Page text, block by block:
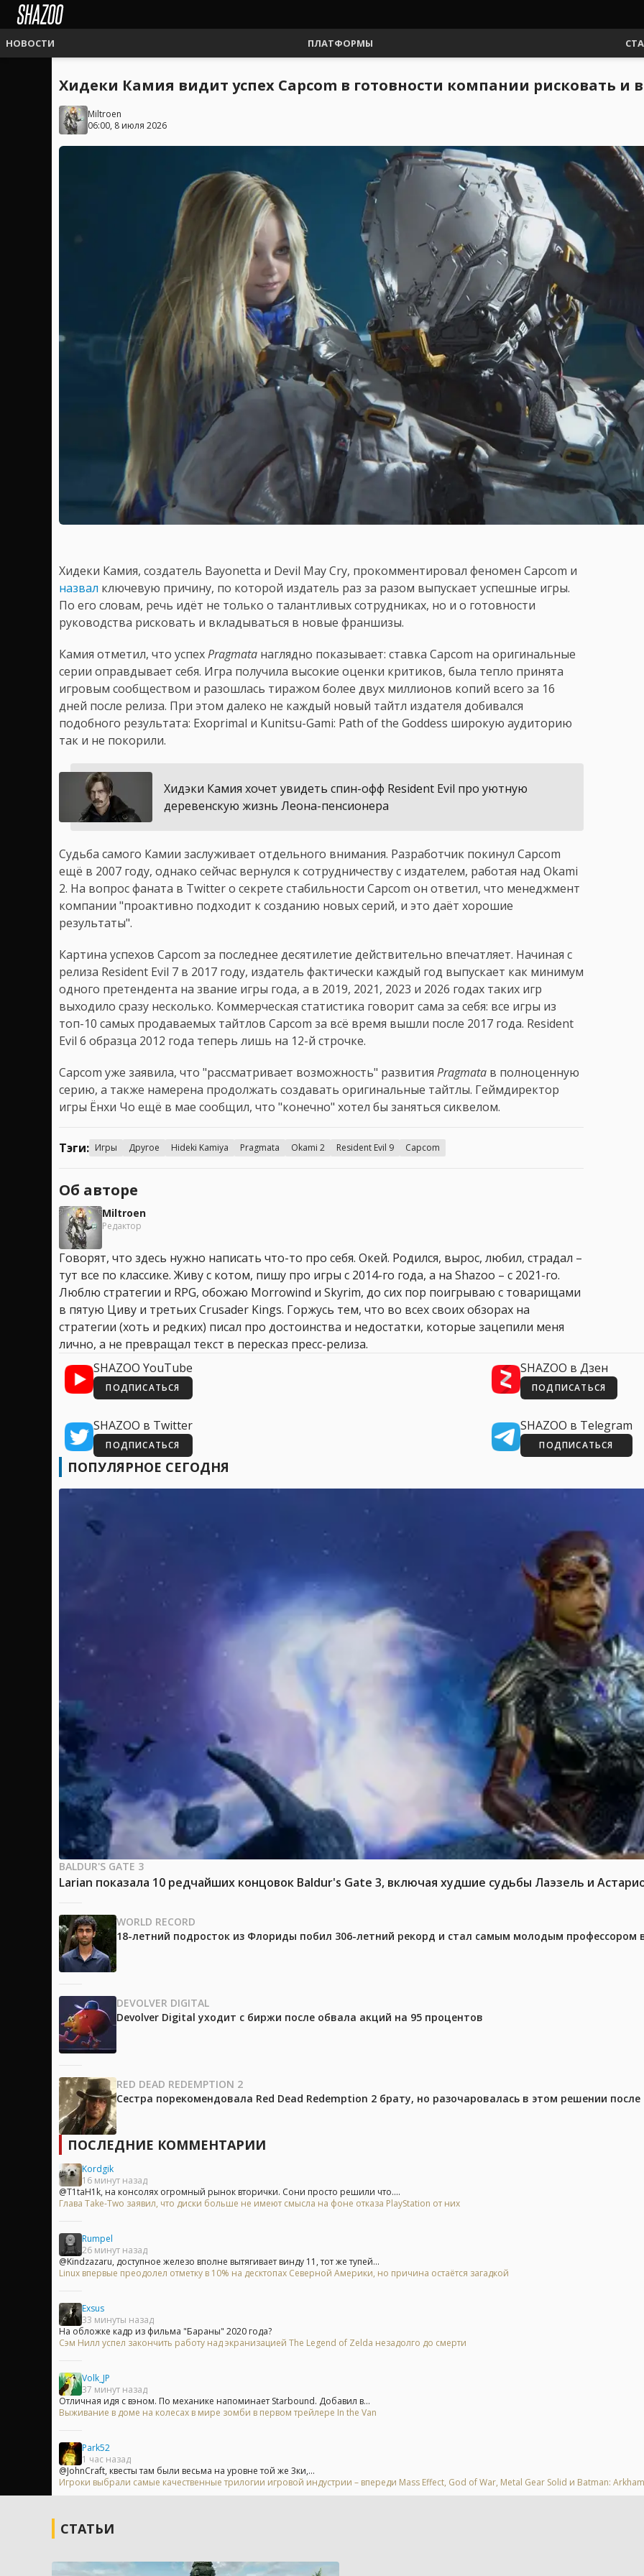
НОВОСТИ ПЛАТФОРМЫ
Хидеки Камия видит успех Capcom в готовности компании рисковать
Miltroen
06:00, 8 июля 2026
Хидеки Камия, создатель Bayonetta и Devil May Cry, прокомментировал феномен Capcom и
назвал ключевую причину, по которой издатель раз за разом выпускает успешные игры.
По его словам, речь идёт не только о талантливых сотрудниках, но и о готовности
руководства рисковать и вкладываться в новые франшизы.
Камия отметил, что успехPragmata наглядно показывает: ставка Capcom на оригинальные
серии оправдывает себя. Игра получила высокие оценки критиков, была тепло принята
игровым сообществом и разошлась тиражом более двух миллионов копий всего за 16
дней после релиза. При этом далеко не каждый новый тайтл издателя добивался
подобного результата: Exoprimal и Kunitsu-Gami: Path of the Goddess широкую аудиторию
так и не покорили.
Хидэки Камия хочет увидеть спин-офф Resident Evil про уютную
деревенскую жизнь Леона-пенсионера
Судьба самого Камии заслуживает отдельного внимания. Разработчик покинул Capcom
ещё в 2007 году, однако сейчас вернулся к сотрудничеству с издателем, работая над Okami
2. На вопрос фаната в Twitter о секрете стабильности Capcom он ответил, что менеджмент
компании "проактивно подходит к созданию новых серий, и это даёт хорошие
результаты".
Картина успехов Capcom за последнее десятилетие действительно впечатляет. Начиная с
релиза Resident Evil 7 в 2017 году, издатель фактически каждый год выпускает как минимум
одного претендента на звание игры года, а в 2019, 2021, 2023 и 2026 годах таких игр
выходило сразу несколько. Коммерческая статистика говорит сама за себя: все игры из
топ-10 самых продаваемых тайтлов Capcom за всё время вышли после 2017 года. Resident
Evil 6 образца 2012 года теперь лишь на 12-й строчке.
Capcom уже заявила, что "рассматривает возможность" развития Pragmata в полноценную
серию, а также намерена продолжать создавать оригинальные тайтлы. Геймдиректор
игры Ёнхи Чо ещё в мае сообщил, что "конечно" хотел бы заняться сиквелом.
Тэги: Игры Другое Hideki Kamiya Pragmata Okami 2 Resident Evil 9 Capcom
Об авторе
Miltroen
Редактор
Говорят, что здесь нужно написать что-то про себя. Окей. Родился, вырос, любил, страдал –
тут все по классике. Живу с котом, пишу про игры с 2014-го года, а на Shazoo – с 2021-го.
Люблю стратегии и RPG, обожаю Morrowind и Skyrim, до сих пор поигрываю с товарищами
в пятую Циву и третьих Crusader Kings. Горжусь тем, что во всех своих обзорах на
стратегии (хоть и редких) писал про достоинства и недостатки, которые зацепили меня
лично, а не превращал текст в пересказ пресс-релиза.
SHAZOO YouTube
ПОДПИСАТЬСЯ
SHAZOO в Дзен
ПОДПИСАТЬСЯ
SHAZOO в Twitter
ПОДПИСАТЬСЯ
SHAZOO в Telegram
ПОДПИСАТЬСЯ
ПОПУЛЯРНОЕ СЕГОДНЯ
BALDUR'S GATE 3
Larian показала 10 редчайших концовок Baldur's Gate 3, включая худшие судьбы Лаэзель и
WORLD RECORD
18-летний подросток из Флориды побил 306-летний рекорд и стал самым молодым профессором
DEVOLVER DIGITAL
Devolver Digital уходит с биржи после обвала акций на 95 процентов
RED DEAD REDEMPTION 2
Сестра порекомендовала Red Dead Redemption 2 брату, но разочаровалась в этом решении
ПОСЛЕДНИЕ КОММЕНТАРИИ
Kordgik
16 минут назад
@T1taH1k, на консолях огромный рынок вторички. Сони просто решили что....
Глава Take-Two заявил, что диски больше не имеют смысла на фоне отказа PlayStation от них
Rumpel
26 минут назад
@Kindzazaru, доступное железо вполне вытягивает винду 11, тот же тупей...
Linux впервые преодолел отметку в 10% на десктопах Северной Америки, но причина остаётся загадкой
Exsus
33 минуты назад
На обложке кадр из фильма "Бараны" 2020 года?
Сэм Нилл успел закончить работу над экранизацией The Legend of Zelda незадолго до смерти
Volk_JP
37 минут назад
Отличная идя с вэном. По механике напоминает Starbound. Добавил в...
Выживание в доме на колесах в мире зомби в первом трейлере In the Van
Park52
1 час назад
@JohnCraft, квесты там были весьма на уровне той же 3ки,...
Игроки выбрали самые качественные трилогии игровой индустрии – впереди Mass Effect, God of War, Metal Gear Solid и Batman: Arkham
СТАТЬИ